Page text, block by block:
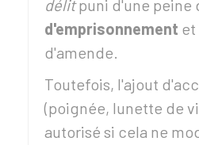
délitpuni d'une peine
d'emprisonnement et
d'amende.
Toutefois, l'ajout
(poignée, lunette de
autorisé si cela ne